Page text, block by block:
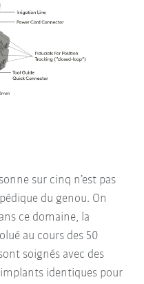
sur cinq n’est pas
du genou. On
ce domaine, la
au cours des 50
soignés avec des
identiques pour